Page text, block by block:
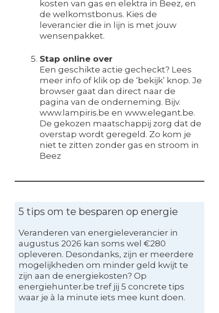
kosten van gas en elektra in Beez, en
de welkomstbonus. Kies de
leverancier die in lijn is met jouw
wensenpakket.
Stap online over
Een geschikte actie gecheckt? Lees
meer info of klik op de ‘bekijk’ knop. Je
browser gaat dan direct naar de
pagina van de onderneming. Bijv.
www.lampiris.be en www.elegant.be.
De gekozen maatschappij zorg dat de
overstap wordt geregeld. Zo kom je
niet te zitten zonder gas en stroom in
Beez
5 tips om te besparen op energie
Veranderen van energieleverancier in
augustus 2026 kan soms wel €280
opleveren. Desondanks, zijn er meerdere
mogelijkheden om minder geld kwijt te
zijn aan de energiekosten? Op
energiehunter.be tref jij 5 concrete tips
waar je à la minute iets mee kunt doen.